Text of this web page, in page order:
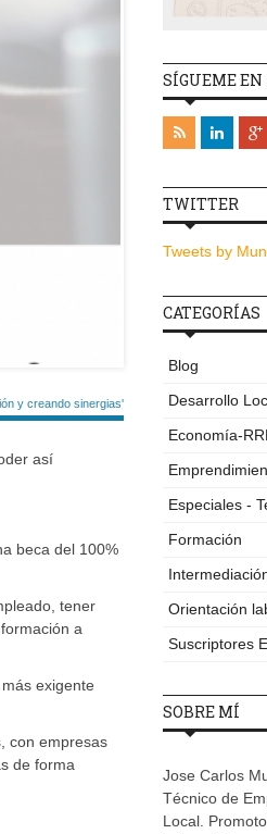
y creando sinergias'
así
beca del 100%
tener
a
exigente
con empresas
de forma
SÍGUEME EN
TWITTER
Tweets by
CATEGORÍAS
Blog
Desarrollo
Economía-
Especiales -
Formación
Orientación
Suscriptores
SOBRE MÍ
Jose Carlos
Técnico de
Local.